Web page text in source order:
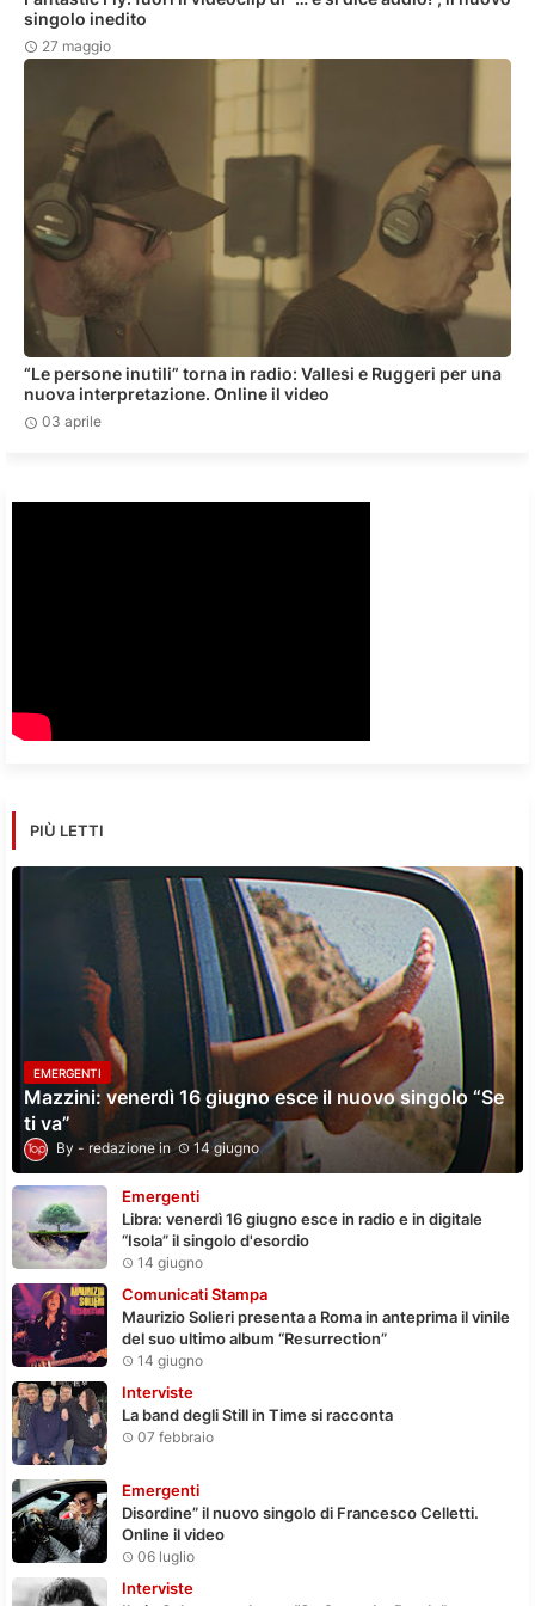
singolo inedito
27 maggio
“Le persone inutili” torna in radio: Vallesi e Ruggeri per una
nuova interpretazione. Online il video
03 aprile
PIÙ LETTI
EMERGENTI
Mazzini: venerdì 16 giugno esce il nuovo singolo “Se
ti va”
redazione 14 giugno
Emergenti
Libra: venerdì 16 giugno esce in radio e in digitale
“Isola” il singolo d'esordio
14 giugno
Comunicati Stampa
Maurizio Solieri presenta a Roma in anteprima il vinile
del suo ultimo album “Resurrection”
14 giugno
Interviste
La band degli Still in Time si racconta
07 febbraio
Emergenti
Disordine” il nuovo singolo di Francesco Celletti.
Online il video
06 luglio
Interviste